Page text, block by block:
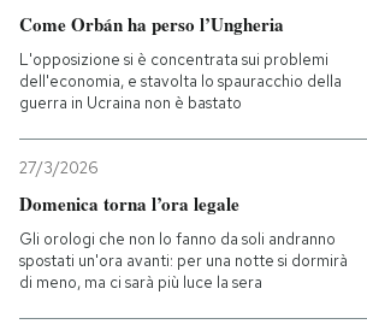
Come Orbán ha perso l’Ungheria
L'opposizione si è concentrata sui problemi
dell'economia, e stavolta lo spauracchio della
guerra in Ucraina non è bastato
27/3/2026
Domenica torna l’ora legale
Gli orologi che non lo fanno da soli andranno
spostati un'ora avanti: per una notte si dormirà
di meno, ma ci sarà più luce la sera